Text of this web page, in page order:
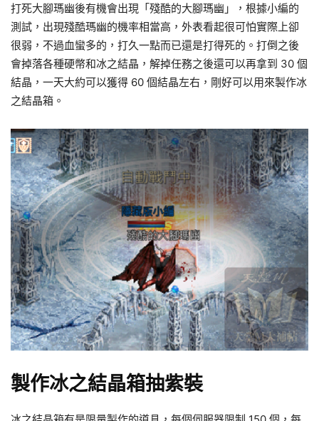
打死大腳瑪幽後有機會出現「殘酷的大腳瑪幽」，根據小編的
測試，出現殘酷瑪幽的機率相當高，外表看起很可怕實際上卻
很弱，不過血蠻多的，打久一點而已還是打得死的。打倒之後
會掉落各種硬幣和冰之結晶，解掉任務之後還可以再拿到 30 個
結晶，一天大約可以獲得 60 個結晶左右，剛好可以用來製作冰
之結晶箱。
製作冰之結晶箱抽紫裝